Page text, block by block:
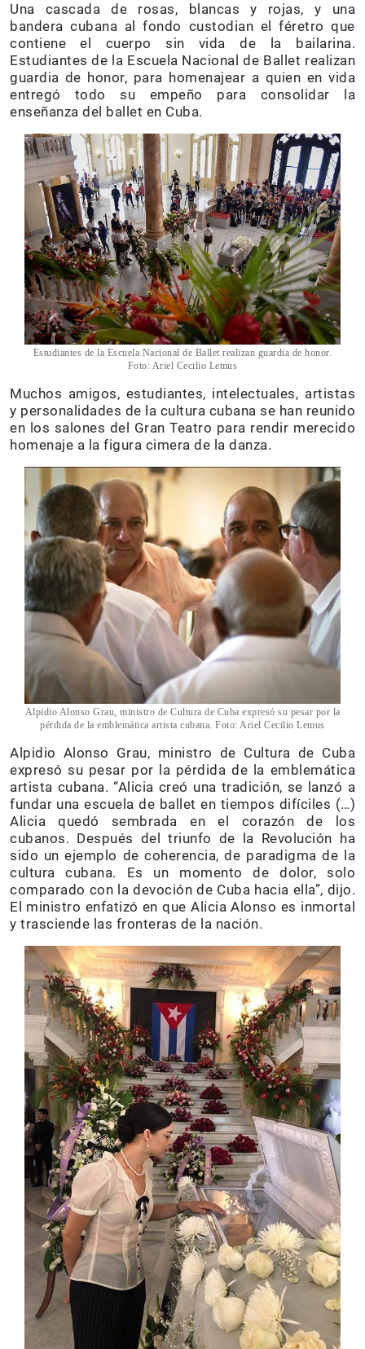
Una cascada de rosas, blancas y rojas, y una
bandera cubana al fondo custodian el féretro que
contiene el cuerpo sin vida de la bailarina.
Estudiantes de la Escuela Nacional de Ballet realizan
guardia de honor, para homenajear a quien en vida
entregó todo su empeño para consolidar la
enseñanza del ballet en Cuba.
Estudiantes de la Escuela Nacional de Ballet realizan guardia de honor.
Foto: Ariel Cecilio Lemus
Muchos amigos, estudiantes, intelectuales, artistas
y personalidades de la cultura cubana se han reunido
en los salones del Gran Teatro para rendir merecido
homenaje a la figura cimera de la danza.
Alpidio Alonso Grau, ministro de Cultura de Cuba expresó su pesar por la
pérdida de la emblemática artista cubana. Foto: Ariel Cecilio Lemus
Alpidio Alonso Grau, ministro de Cultura de Cuba
expresó su pesar por la pérdida de la emblemática
artista cubana. “Alicia creó una tradición, se lanzó a
fundar una escuela de ballet en tiempos difíciles (…)
Alicia quedó sembrada en el corazón de los
cubanos. Después del triunfo de la Revolución ha
sido un ejemplo de coherencia, de paradigma de la
cultura cubana. Es un momento de dolor, solo
comparado con la devoción de Cuba hacia ella”, dijo.
El ministro enfatizó en que Alicia Alonso es inmortal
y trasciende las fronteras de la nación.